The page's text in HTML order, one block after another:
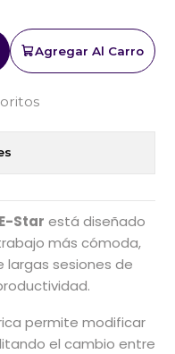
Agregar Al Carro
Star está diseñado
más cómoda,
sesiones de
permite modificar
el cambio entre